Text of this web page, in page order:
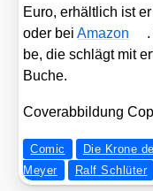
Euro, erhält­lich ist
oder beiAma­zon
be, die schlägt mit
Buche.
Cover­ab­bil­dung
Comic Die Krone
Meyer
Ralf Schlüter